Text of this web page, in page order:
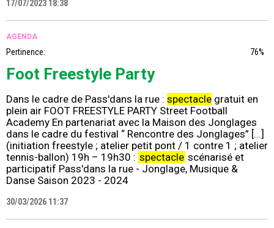
17/07/2023 18:38
AGENDA
Pertinence: 76%
Foot Freestyle Party
Dans le cadre de Pass'dans la rue : spectacle gratuit en
plein air FOOT FREESTYLE PARTY Street Football
Academy En partenariat avec la Maison des Jonglages
dans le cadre du festival “ Rencontre des Jonglages” [...]
(initiation freestyle ; atelier petit pont / 1 contre 1 ; atelier
tennis-ballon) 19h – 19h30 : spectacle scénarisé et
participatif Pass'dans la rue - Jonglage, Musique &
Danse Saison 2023 - 2024
30/03/2026 11:37